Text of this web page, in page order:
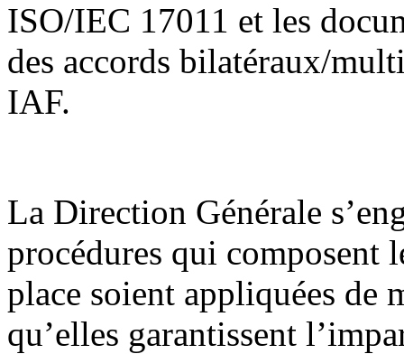
ISO/IEC 17011 et les
des accords bilatéraux/
IAF.
La Direction Générale
procédures qui composent
place soient appliquées de
qu’elles garantissent